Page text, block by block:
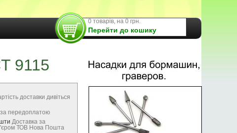
0 товарів, на 0 грн.
Перейти до кошику
9115
доставки дивіться
за передоплатою
Доставка за
ТОВ Нова Пошта